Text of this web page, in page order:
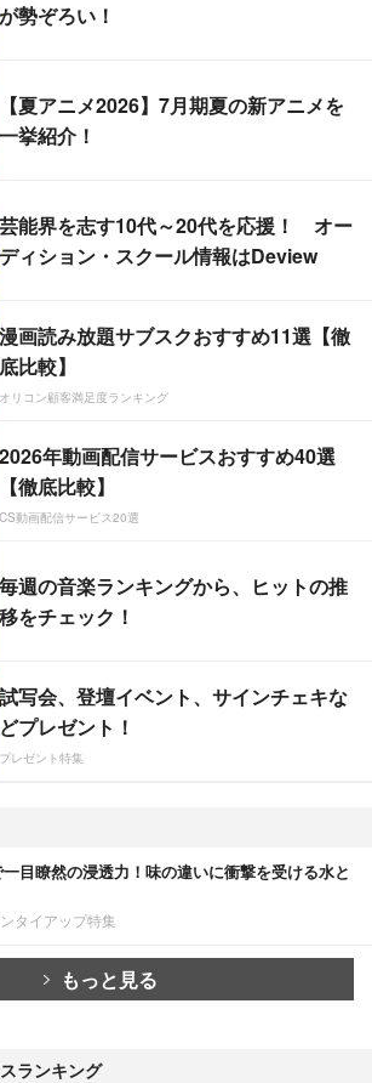
が勢ぞろい！
【夏アニメ2026】7月期夏の新アニメを
一挙紹介！
芸能界を志す10代～20代を応援！ オー
ディション・スクール情報はDeview
漫画読み放題サブスクおすすめ11選【徹
底比較】
オリコン顧客満足度ランキング
2026年動画配信サービスおすすめ40選
【徹底比較】
CS動画配信サービス20選
毎週の音楽ランキングから、ヒットの推
移をチェック！
試写会、登壇イベント、サインチェキな
どプレゼント！
プレゼント特集
目瞭然の浸透力！味の違いに衝撃を受ける水と
タイアップ特集
もっと見る
ランキング